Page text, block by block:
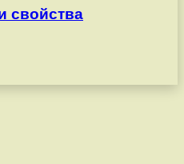
свойства